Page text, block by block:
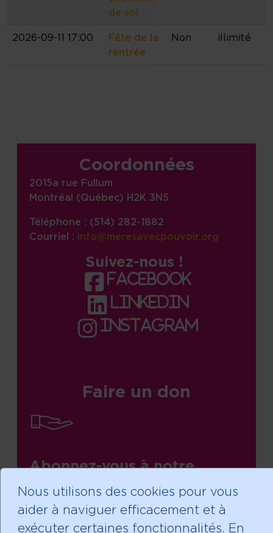
Nous utilisons des cookies pour vous
aider à naviguer efficacement et à
exécuter certaines fonctionnalités. En
de soi
2026-09-11 17:00
Fête de la
rentrée
Non illimité
Coordonnées
2015a rue Fullum
Montréal (Québec) H2K 3N5
Téléphone : (514) 282-1882
Courriel : info@meresavecpouvoir.org
Suivez-nous !
facebook
linkedin
instagram
Faire un don
Abonnez-vous à notre
infolettre!